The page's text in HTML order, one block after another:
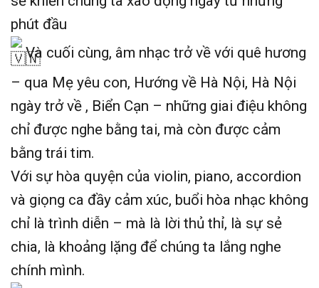
phút đầu
Và cuối cùng, âm nhạc trở về với quê hương
– qua Mẹ yêu con, Hướng về Hà Nội, Hà Nội
ngày trở về , Biển Cạn – những giai điệu không
chỉ được nghe bằng tai, mà còn được cảm
bằng trái tim.
Với sự hòa quyện của violin, piano, accordion
và giọng ca đầy cảm xúc, buổi hòa nhạc không
chỉ là trình diễn – mà là lời thủ thỉ, là sự sẻ
chia, là khoảng lặng để chúng ta lắng nghe
chính mình.